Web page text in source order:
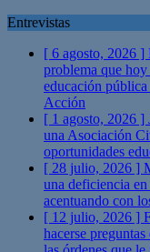
Entrevistas
[ 6 agosto, 2026 ]
problema que
educación
Acción
[ 1 agosto, 2026 ]
una Asociación
oportunidades
[ 28 julio, 2026 ]
una deficiencia
acentuando con
[ 12 julio, 2026 ]
hacerse